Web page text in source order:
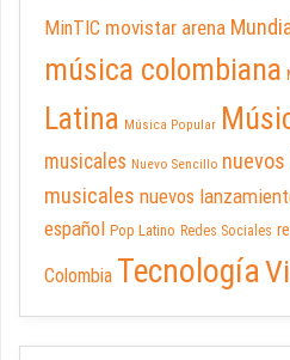
MinTIC movistar arena
música colombiana
Latina Música Popular
musicales Nuevo Sencillo
musicales nuevos
español Pop Latino Redes Sociales
Colombia Tecnología